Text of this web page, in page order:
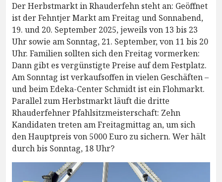
Der Herbstmarkt in Rhauderfehn steht an: Geöffnet
ist der Fehntjer Markt am Freitag und Sonnabend,
19. und 20. September 2025, jeweils von 13 bis 23
Uhr sowie am Sonntag, 21. September, von 11 bis 20
Uhr. Familien sollten sich den Freitag vormerken:
Dann gibt es vergünstigte Preise auf dem Festplatz.
Am Sonntag ist verkaufsoffen in vielen Geschäften –
und beim Edeka-Center Schmidt ist ein Flohmarkt.
Parallel zum Herbstmarkt läuft die dritte
Rhauderfehner Pfahlsitzmeisterschaft: Zehn
Kandidaten treten am Freitagmittag an, um sich
den Hauptpreis von 5000 Euro zu sichern. Wer hält
durch bis Sonntag, 18 Uhr?